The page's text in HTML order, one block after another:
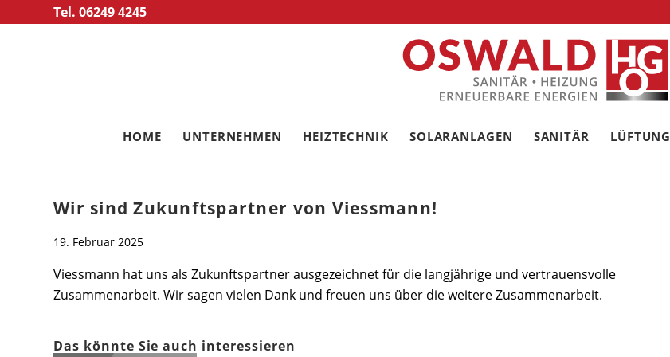
Tel. 06249 4245
HOME UNTERNEHMEN HEIZTECHNIK SOLARANLAGEN SANITÄR LÜFTUNG
Wir sind Zukunftspartner von Viessmann!
19. Februar 2025
Viessmann hat uns als Zukunftspartner ausgezeichnet für die langjährige und vertrauensvolle
Zusammenarbeit. Wir sagen vielen Dank und freuen uns über die weitere Zusammenarbeit.
Das könnte Sie auch interessieren